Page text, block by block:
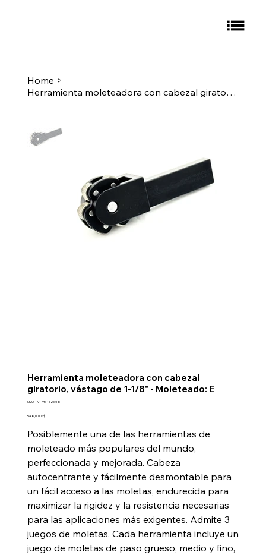
Home >
Herramienta moleteadora con cabezal giratorio, vástago de 1-1/8" - Moleteado: E
Herramienta moleteadora con cabezal
giratorio, vástago de 1-1/8" - Moleteado: E
SKU: SKU
95-
K1-95-1125M-E
Precio
548,00 US$
Posiblemente una de las herramientas de
moleteado más populares del mundo,
perfeccionada y mejorada. Cabeza
autocentrante y fácilmente desmontable para
un fácil acceso a las moletas, endurecida para
maximizar la rigidez y la resistencia necesarias
para las aplicaciones más exigentes. Admite 3
juegos de moletas. Cada herramienta incluye un
juego de moletas de paso grueso, medio y fino,